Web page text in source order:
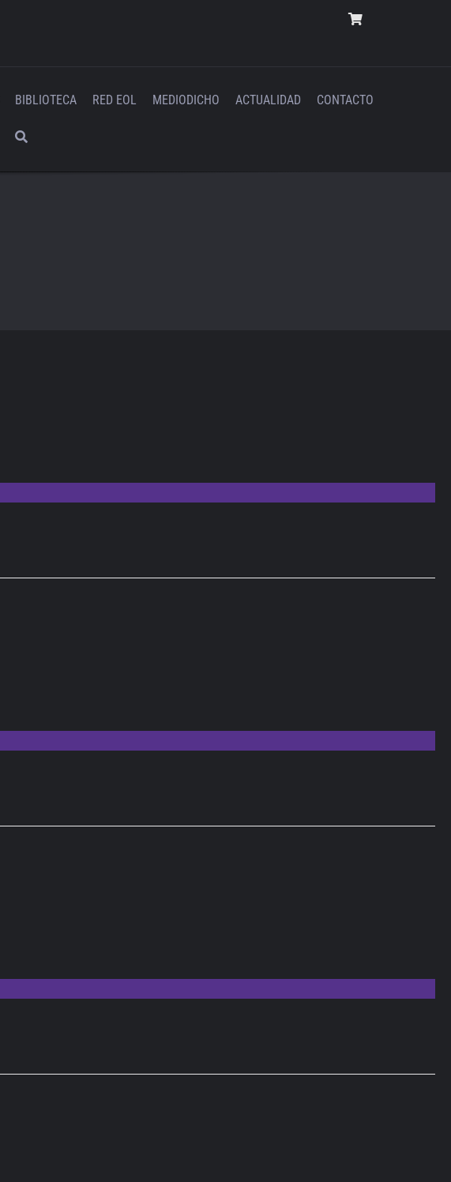
BIBLIOTECA RED EOL MEDIODICHO ACTUALIDAD CONTACTO